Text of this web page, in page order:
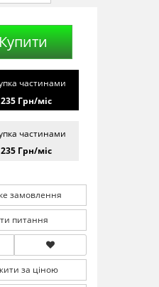
частинами
235 Грн/мiс
частинами
235 Грн/мiс
замовлення
питання
за ціною